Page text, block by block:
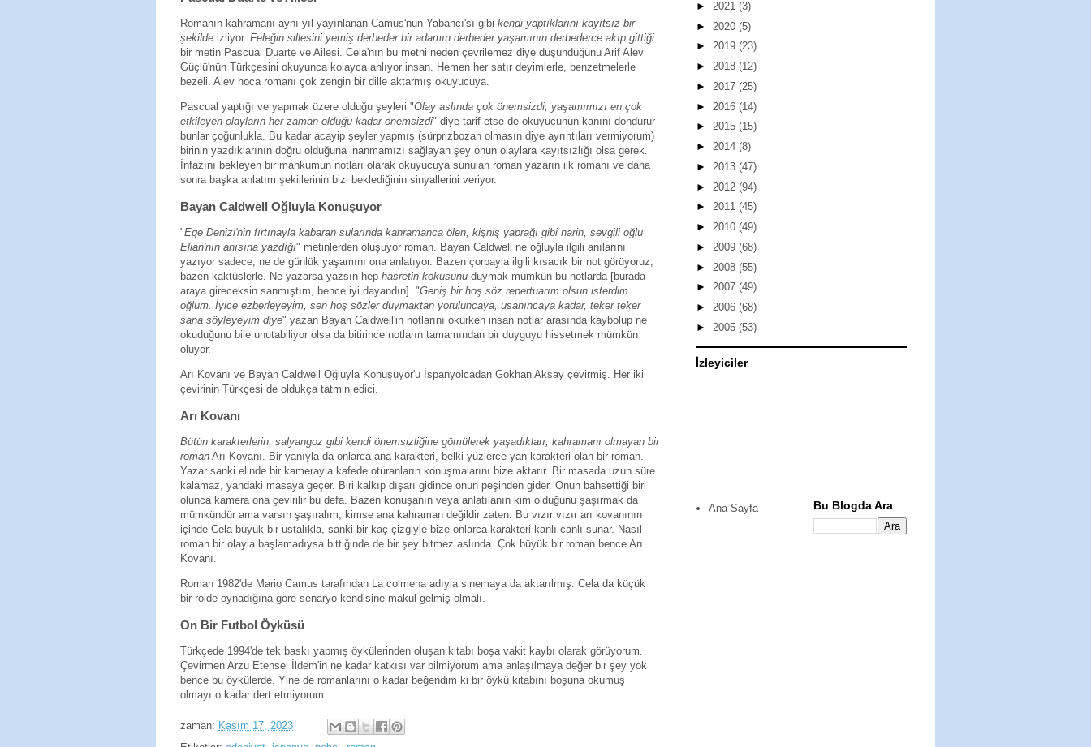
Romanın kahramanı aynı yıl yayınlanan Camus'nun Yabancı'sı gibi kendi yaptıklarını kayıtsız bir
şekilde izliyor. Feleğin sillesini yemiş derbeder bir adamın derbeder yaşamının derbederce akıp gittiği
bir metin Pascual Duarte ve Ailesi. Cela'nın bu metni neden çevrilemez diye düşündüğünü Arif Alev
Güçlü'nün Türkçesini okuyunca kolayca anlıyor insan. Hemen her satır deyimlerle, benzetmelerle
bezeli. Alev hoca romanı çok zengin bir dille aktarmış okuyucuya.
Pascual yaptığı ve yapmak üzere olduğu şeyleri "Olay aslında çok önemsizdi, yaşamımızı en çok
etkileyen olayların her zaman olduğu kadar önemsizdi" diye tarif etse de okuyucunun kanını dondurur
bunlar çoğunlukla. Bu kadar acayip şeyler yapmış (sürprizbozan olmasın diye ayrıntıları vermiyorum)
birinin yazdıklarının doğru olduğuna inanmamızı sağlayan şey onun olaylara kayıtsızlığı olsa gerek.
İnfazını bekleyen bir mahkumun notları olarak okuyucuya sunulan roman yazarın ilk romanı ve daha
sonra başka anlatım şekillerinin bizi beklediğinin sinyallerini veriyor.
Bayan Caldwell Oğluyla Konuşuyor
"Ege Denizi'nin fırtınayla kabaran sularında kahramanca ölen, kişniş yaprağı gibi narin, sevgili oğlu
Elian'nın anısına yazdığı" metinlerden oluşuyor roman. Bayan Caldwell ne oğluyla ilgili anılarını
yazıyor sadece, ne de günlük yaşamını ona anlatıyor. Bazen çorbayla ilgili kısacık bir not görüyoruz,
bazen kaktüslerle. Ne yazarsa yazsın hep hasretin kokusunu duymak mümkün bu notlarda [burada
araya gireceksin sanmıştım, bence iyi dayandın]. "Geniş bir hoş söz repertuarım olsun isterdim
oğlum. İyice ezberleyeyim, sen hoş sözler duymaktan yoruluncaya, usanıncaya kadar, teker teker
sana söyleyeyim diye" yazan Bayan Caldwell'in notlarını okurken insan notlar arasında kaybolup ne
okuduğunu bile unutabiliyor olsa da bitirince notların tamamından bir duyguyu hissetmek mümkün
oluyor.
Arı Kovanı ve Bayan Caldwell Oğluyla Konuşuyor'u İspanyolcadan Gökhan Aksay çevirmiş. Her iki
çevirinin Türkçesi de oldukça tatmin edici.
Arı Kovanı
Bütün karakterlerin, salyangoz gibi kendi önemsizliğine gömülerek yaşadıkları, kahramanı olmayan bir
roman Arı Kovanı. Bir yanıyla da onlarca ana karakteri, belki yüzlerce yan karakteri olan bir roman.
Yazar sanki elinde bir kamerayla kafede oturanların konuşmalarını bize aktarır. Bir masada uzun süre
kalamaz, yandaki masaya geçer. Biri kalkıp dışarı gidince onun peşinden gider. Onun bahsettiği biri
olunca kamera ona çevirilir bu defa. Bazen konuşanın veya anlatılanın kim olduğunu şaşırmak da
mümkündür ama varsın şaşıralım, kimse ana kahraman değildir zaten. Bu vızır vızır arı kovanının
içinde Cela büyük bir ustalıkla, sanki bir kaç çizgiyle bize onlarca karakteri kanlı canlı sunar. Nasıl
roman bir olayla başlamadıysa bittiğinde de bir şey bitmez aslında. Çok büyük bir roman bence Arı
Kovanı.
Roman 1982'de Mario Camus tarafından La colmena adıyla sinemaya da aktarılmış. Cela da küçük
bir rolde oynadığına göre senaryo kendisine makul gelmiş olmalı.
On Bir Futbol Öyküsü
Türkçede 1994'de tek baskı yapmış öykülerinden oluşan kitabı boşa vakit kaybı olarak görüyorum.
Çevirmen Arzu Etensel İldem'in ne kadar katkısı var bilmiyorum ama anlaşılmaya değer bir şey yok
bence bu öykülerde. Yine de romanlarını o kadar beğendim ki bir öykü kitabını boşuna okumuş
olmayı o kadar dert etmiyorum.
zaman: Kasım 17, 2023
► 2021 (3)
► 2020 (5)
► 2019 (23)
► 2018 (12)
► 2017 (25)
► 2016 (14)
► 2015 (15)
► 2014 (8)
► 2013 (47)
► 2012 (94)
► 2011 (45)
► 2010 (49)
► 2009 (68)
► 2008 (55)
► 2007 (49)
► 2006 (68)
► 2005 (53)
İzleyiciler
Ana Sayfa Bu Blogda Ara